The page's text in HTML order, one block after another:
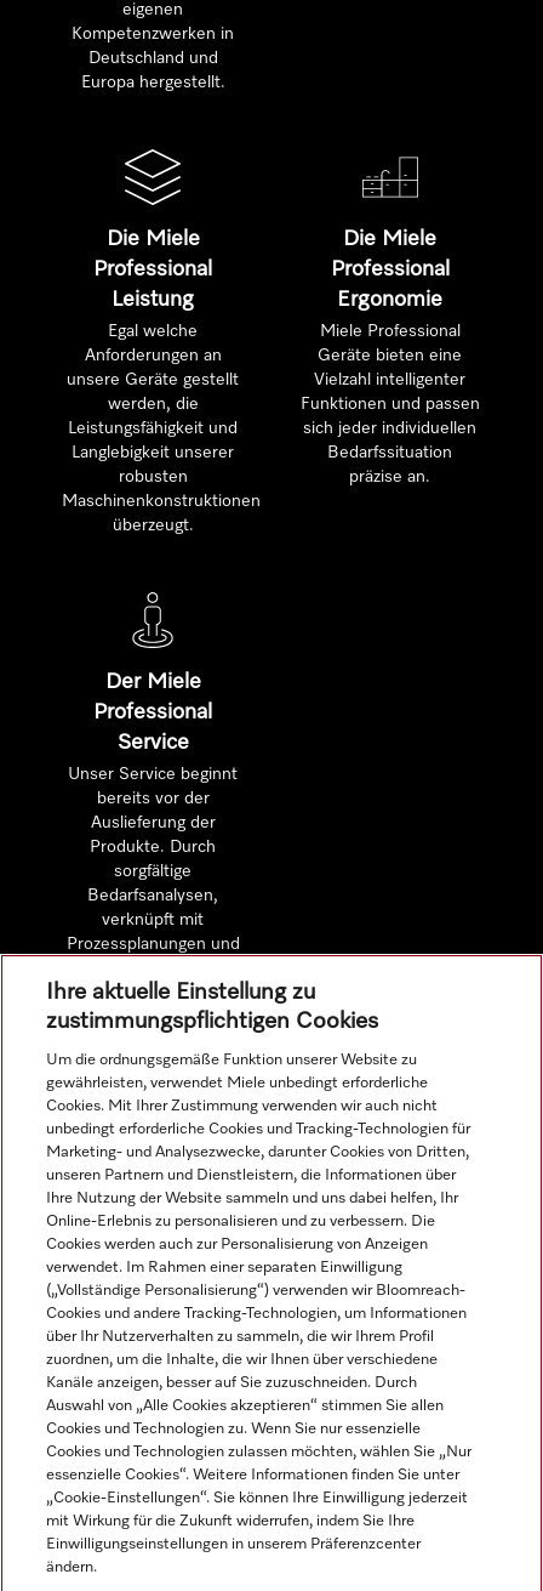
eigenen
Kompetenzwerken in
Deutschland und
Europa hergestellt.
Die Miele
Professional
Leistung
Egal welche
Anforderungen an
unsere Geräte gestellt
werden, die
Leistungsfähigkeit und
Langlebigkeit unserer
robusten
Maschinenkonstruktionen
überzeugt.
Die Miele
Professional
Ergonomie
Miele Professional
Geräte bieten eine
Vielzahl intelligenter
Funktionen und passen
sich jeder individuellen
Bedarfssituation
präzise an.
Der Miele
Professional
Service
Unser Service beginnt
bereits vor der
Auslieferung der
Produkte. Durch
sorgfältige
Bedarfsanalysen,
verknüpft mit
Prozessplanungen und
Wirtschaftlichkeitsberechnungen.
Mehr erfahren
Navigation
Service
Ihre aktuelle Einstellung zu
zustimmungspflichtigen Cookies
Um die ordnungsgemäße Funktion unserer Website zu
gewährleisten, verwendet Miele unbedingt erforderliche
Cookies. Mit Ihrer Zustimmung verwenden wir auch nicht
unbedingt erforderliche Cookies und Tracking-Technologien für
Marketing- und Analysezwecke, darunter Cookies von Dritten,
unseren Partnern und Dienstleistern, die Informationen über
Ihre Nutzung der Website sammeln und uns dabei helfen, Ihr
Online-Erlebnis zu personalisieren und zu verbessern. Die
Cookies werden auch zur Personalisierung von Anzeigen
verwendet. Im Rahmen einer separaten Einwilligung
(„Vollständige Personalisierung“) verwenden wir Bloomreach-
Cookies und andere Tracking-Technologien, um Informationen
über Ihr Nutzerverhalten zu sammeln, die wir Ihrem Profil
zuordnen, um die Inhalte, die wir Ihnen über verschiedene
Kanäle anzeigen, besser auf Sie zuzuschneiden. Durch
Auswahl von „Alle Cookies akzeptieren“ stimmen Sie allen
Cookies und Technologien zu. Wenn Sie nur essenzielle
Cookies und Technologien zulassen möchten, wählen Sie „Nur
essenzielle Cookies“. Weitere Informationen finden Sie unter
„Cookie-Einstellungen“. Sie können Ihre Einwilligung jederzeit
mit Wirkung für die Zukunft widerrufen, indem Sie Ihre
Einwilligungseinstellungen in unserem Präferenzcenter
ändern.